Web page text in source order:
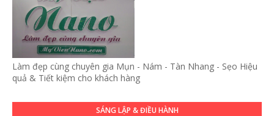
Làm đẹp cùng chuyên gia Mụn - Nám - Tàn Nhang - Sẹo Hiệu
quả & Tiết kiệm cho khách hàng
SÁNG LẬP & ĐIỀU HÀNH